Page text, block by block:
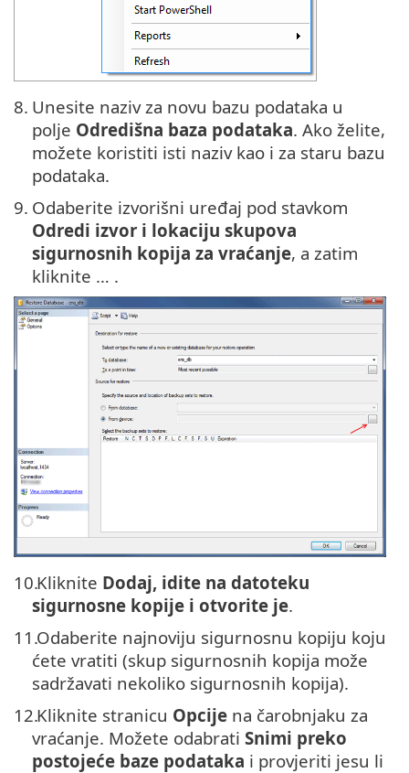
8. Unesite naziv za novu bazu podataka u
polje Odredišna baza podataka. Ako želite,
možete koristiti isti naziv kao i za staru bazu
podataka.
9. Odaberite izvorišni uređaj pod stavkom
Odredi izvor i lokaciju skupova
sigurnosnih kopija za vraćanje, a zatim
kliknite … .
10.Kliknite Dodaj, idite na datoteku
sigurnosne kopije i otvorite je.
11.Odaberite najnoviju sigurnosnu kopiju koju
ćete vratiti (skup sigurnosnih kopija može
sadržavati nekoliko sigurnosnih kopija).
12.Kliknite stranicu Opcije na čarobnjaku za
vraćanje. Možete odabrati Snimi preko
postojeće baze podataka i provjeriti jesu li